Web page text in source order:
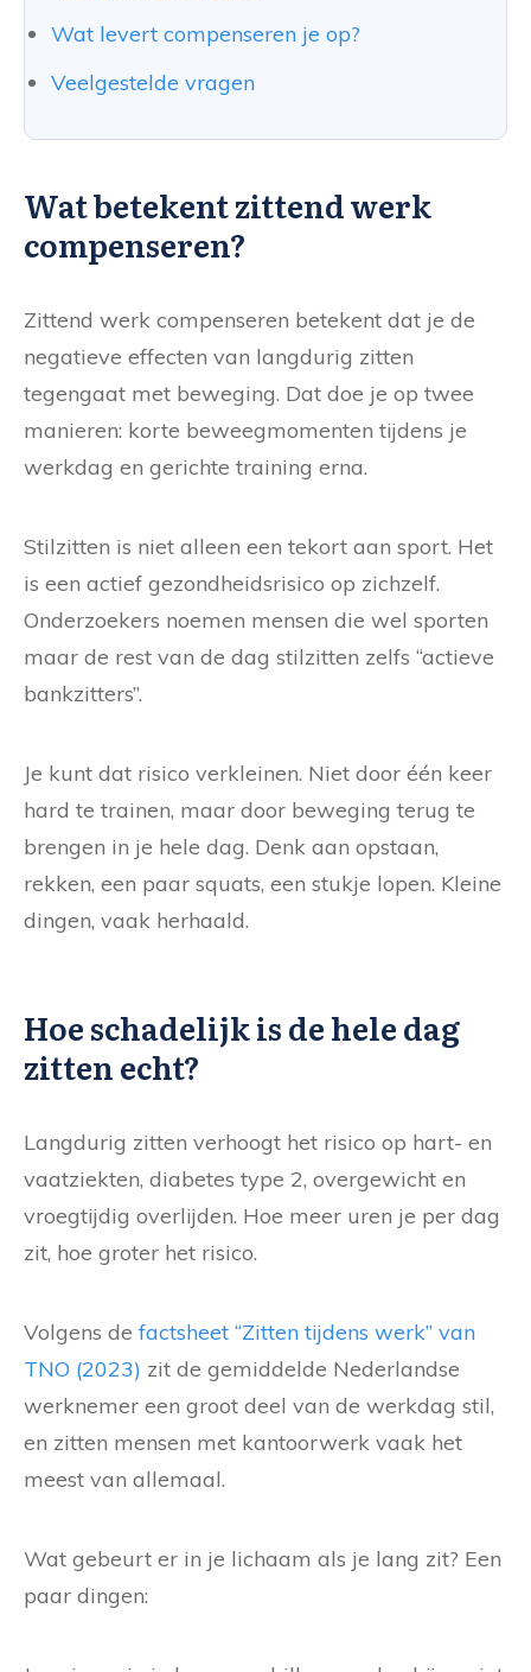
Wat levert compenseren je op?
Veelgestelde vragen
Wat betekent zittend werk
compenseren?
Zittend werk compenseren betekent dat je de
negatieve effecten van langdurig zitten
tegengaat met beweging. Dat doe je op twee
manieren: korte beweegmomenten tijdens je
werkdag en gerichte training erna.
Stilzitten is niet alleen een tekort aan sport. Het
is een actief gezondheidsrisico op zichzelf.
Onderzoekers noemen mensen die wel sporten
maar de rest van de dag stilzitten zelfs “actieve
bankzitters”.
Je kunt dat risico verkleinen. Niet door één keer
hard te trainen, maar door beweging terug te
brengen in je hele dag. Denk aan opstaan,
rekken, een paar squats, een stukje lopen. Kleine
dingen, vaak herhaald.
Hoe schadelijk is de hele dag
zitten echt?
Langdurig zitten verhoogt het risico op hart- en
vaatziekten, diabetes type 2, overgewicht en
vroegtijdig overlijden. Hoe meer uren je per dag
zit, hoe groter het risico.
Volgens de factsheet “Zitten tijdens werk” van
TNO (2023) zit de gemiddelde Nederlandse
werknemer een groot deel van de werkdag stil,
en zitten mensen met kantoorwerk vaak het
meest van allemaal.
Wat gebeurt er in je lichaam als je lang zit? Een
paar dingen: